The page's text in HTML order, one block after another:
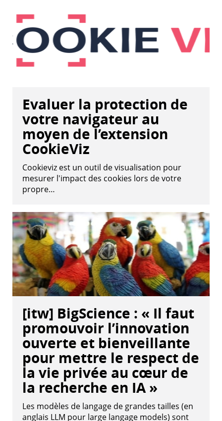
Evaluer la protection de
votre navigateur au
moyen de l’extension
CookieViz
Cookieviz est un outil de visualisation pour
mesurer l'impact des cookies lors de votre
propre…
[itw] BigScience : « Il faut
promouvoir l’innovation
ouverte et bienveillante
pour mettre le respect de
la vie privée au cœur de
la recherche en IA »
Les modèles de langage de grandes tailles (en
anglais LLM pour large langage models) sont